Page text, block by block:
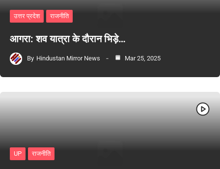
उत्तर प्रदेश राजनीति
आगरा: शव यात्रा के दौरान भिड़े…
By Hindustan Mirror News Mar 25, 2025
UP राजनीति